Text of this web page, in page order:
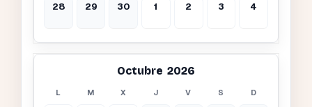
28 29 30 1 2 3 4
Octubre 2026
L M X J V S D